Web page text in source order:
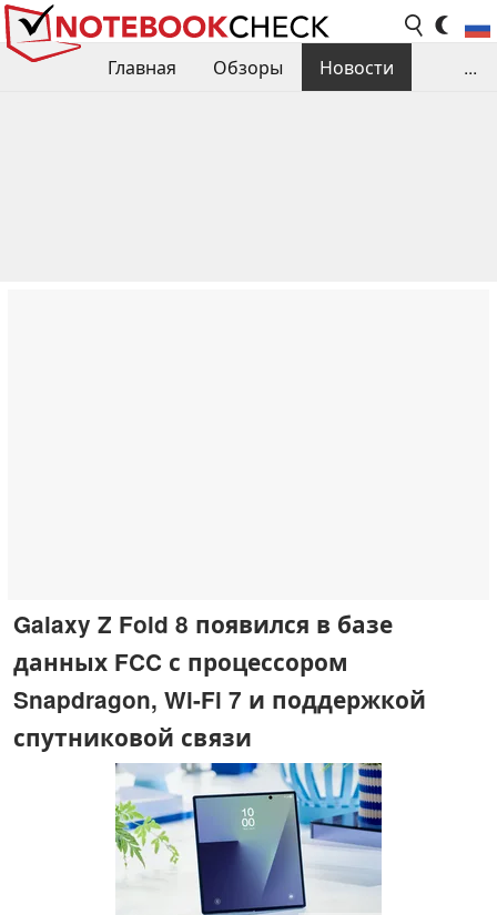
Главная Обзоры
Новости
...
Galaxy Z Fold 8 появился в базе
данных FCC с процессором
Snapdragon, Wi-Fi 7 и поддержкой
спутниковой связи